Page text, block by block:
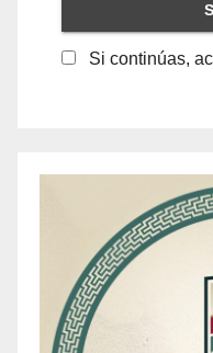
Si continúas,